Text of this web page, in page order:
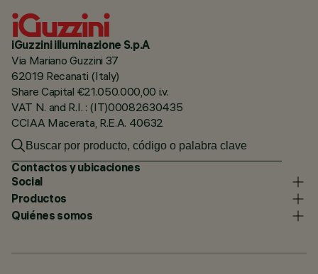
iGuzzini illuminazione S.p.A
Via Mariano Guzzini 37
62019 Recanati (Italy)
Share Capital €21.050.000,00 i.v.
VAT N. and R.I. : (IT)00082630435
CCIAA Macerata, R.E.A. 40632
Contactos y ubicaciones
Social
Productos
Quiénes somos